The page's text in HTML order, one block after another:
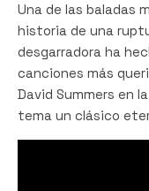
Una de las baladas
historia de una
desgarradora ha
canciones más
David Summers en
tema un clásico